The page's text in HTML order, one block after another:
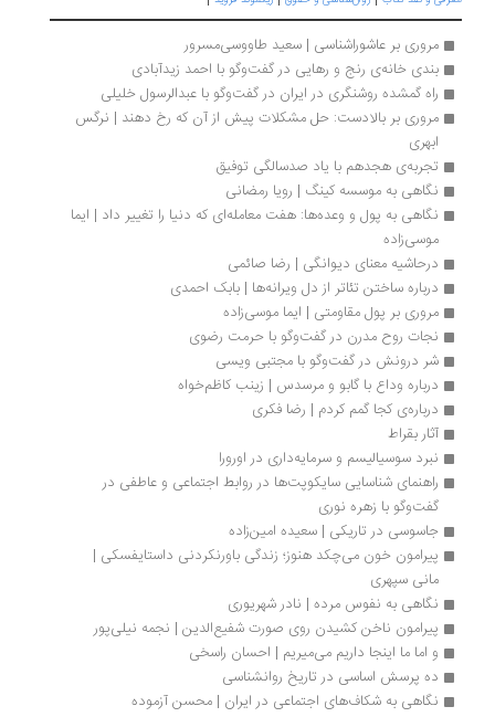
مروری بر عاشوراشناسی | سعید طاووسی‌مسرور
بندی خانه‌ی رنج و رهایی در گفت‌وگو با احمد زیدآبادی
راه گمشده روشنگری در ایران در گفت‌وگو با عبدالرسول خلیلی
مروری بر بالادست: حل مشکلات پیش از آن که رخ دهند | نرگس
تجربه‌ی هجدهم با یاد صدسالگی توفیق
نگاهی به موسسه کینگ | رویا رمضانی
نگاهی به پول و وعده‌ها: هفت معامله‌ای که دنیا را تغییر داد | ایما
موسی‌زاده
درحاشیه معنای دیوانگی | رضا صائمی
درباره ساختن تئاتر از دل ویرانه‌ها | بابک احمدی
مروری بر پول مقاومتی | ایما موسی‌زاده
نجات روح مدرن در گفت‌وگو با حرمت رضوی
شر درونش در گفت‌وگو با مجتبی ویسی
درباره وداع با گابو و مرسدس | زینب کاظم‌خواه
درباره‌ی کجا گمم کردم | رضا فکری
آثار بقراط
نبرد سوسیالیسم و سرمایه‌داری در اورورا
راهنمای شناسایی سایکوپت‌ها در روابط اجتماعی و عاطفی در
گفت‌وگو با زهره نوری
جاسوسی در تاریکی | سعیده امین‌زاده
پیرامون خون می‌چکد هنوز؛ زندگی باورنکردنی داستایفسکی |
مانی سپهری
نگاهی به نفوس مرده | نادر شهریوری
پیرامون ناخن کشیدن روی صورت شفیع‌الدین | نجمه نیلی‌پور
و اما ما اینجا داریم می‌‎میریم | احسان راسخی
ده پرسش اساسی در تاریخ روانشناسی
نگاهی به شکاف‌های اجتماعی در ایران | محسن آزموده